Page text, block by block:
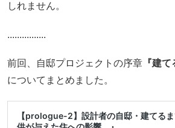
しれません。
................
前回、自邸プロジェクトの序章『建て
についてまとめました。